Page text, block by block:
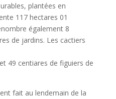
plantées en
117 hectares 01
également 8
de jardins. Les cactiers
49 centiares de figuiers de
fait au lendemain de la